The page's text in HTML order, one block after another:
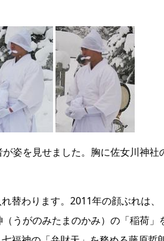
姿を見せました。胸に佐女川神
替わります。2011年の顔ぶれは
うがのみたまのかみ）の「稲荷